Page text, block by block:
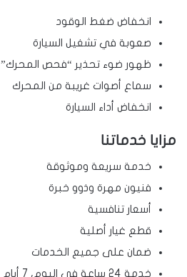
انخفاض ضغط الوقود
صعوبة في تشغيل السيارة
ظهور ضوء تحذير “فحص المحرك”
سماع أصوات غريبة من المحرك
انخفاض أداء السيارة
مزايا خدماتنا
خدمة سريعة وموثوقة
فنيون مهرة وذوو خبرة
أسعار تنافسية
قطع غيار أصلية
ضمان على جميع الخدمات
خدمة 24 ساعة في اليوم، 7 أيام في الأسبوع